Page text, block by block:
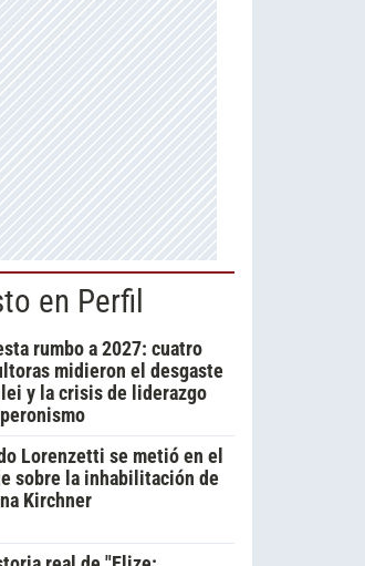
en Perfil
rumbo a 2027: cuatro
midieron el desgaste
y la crisis de liderazgo
Lorenzetti se metió en el
sobre la inhabilitación de
Kirchner